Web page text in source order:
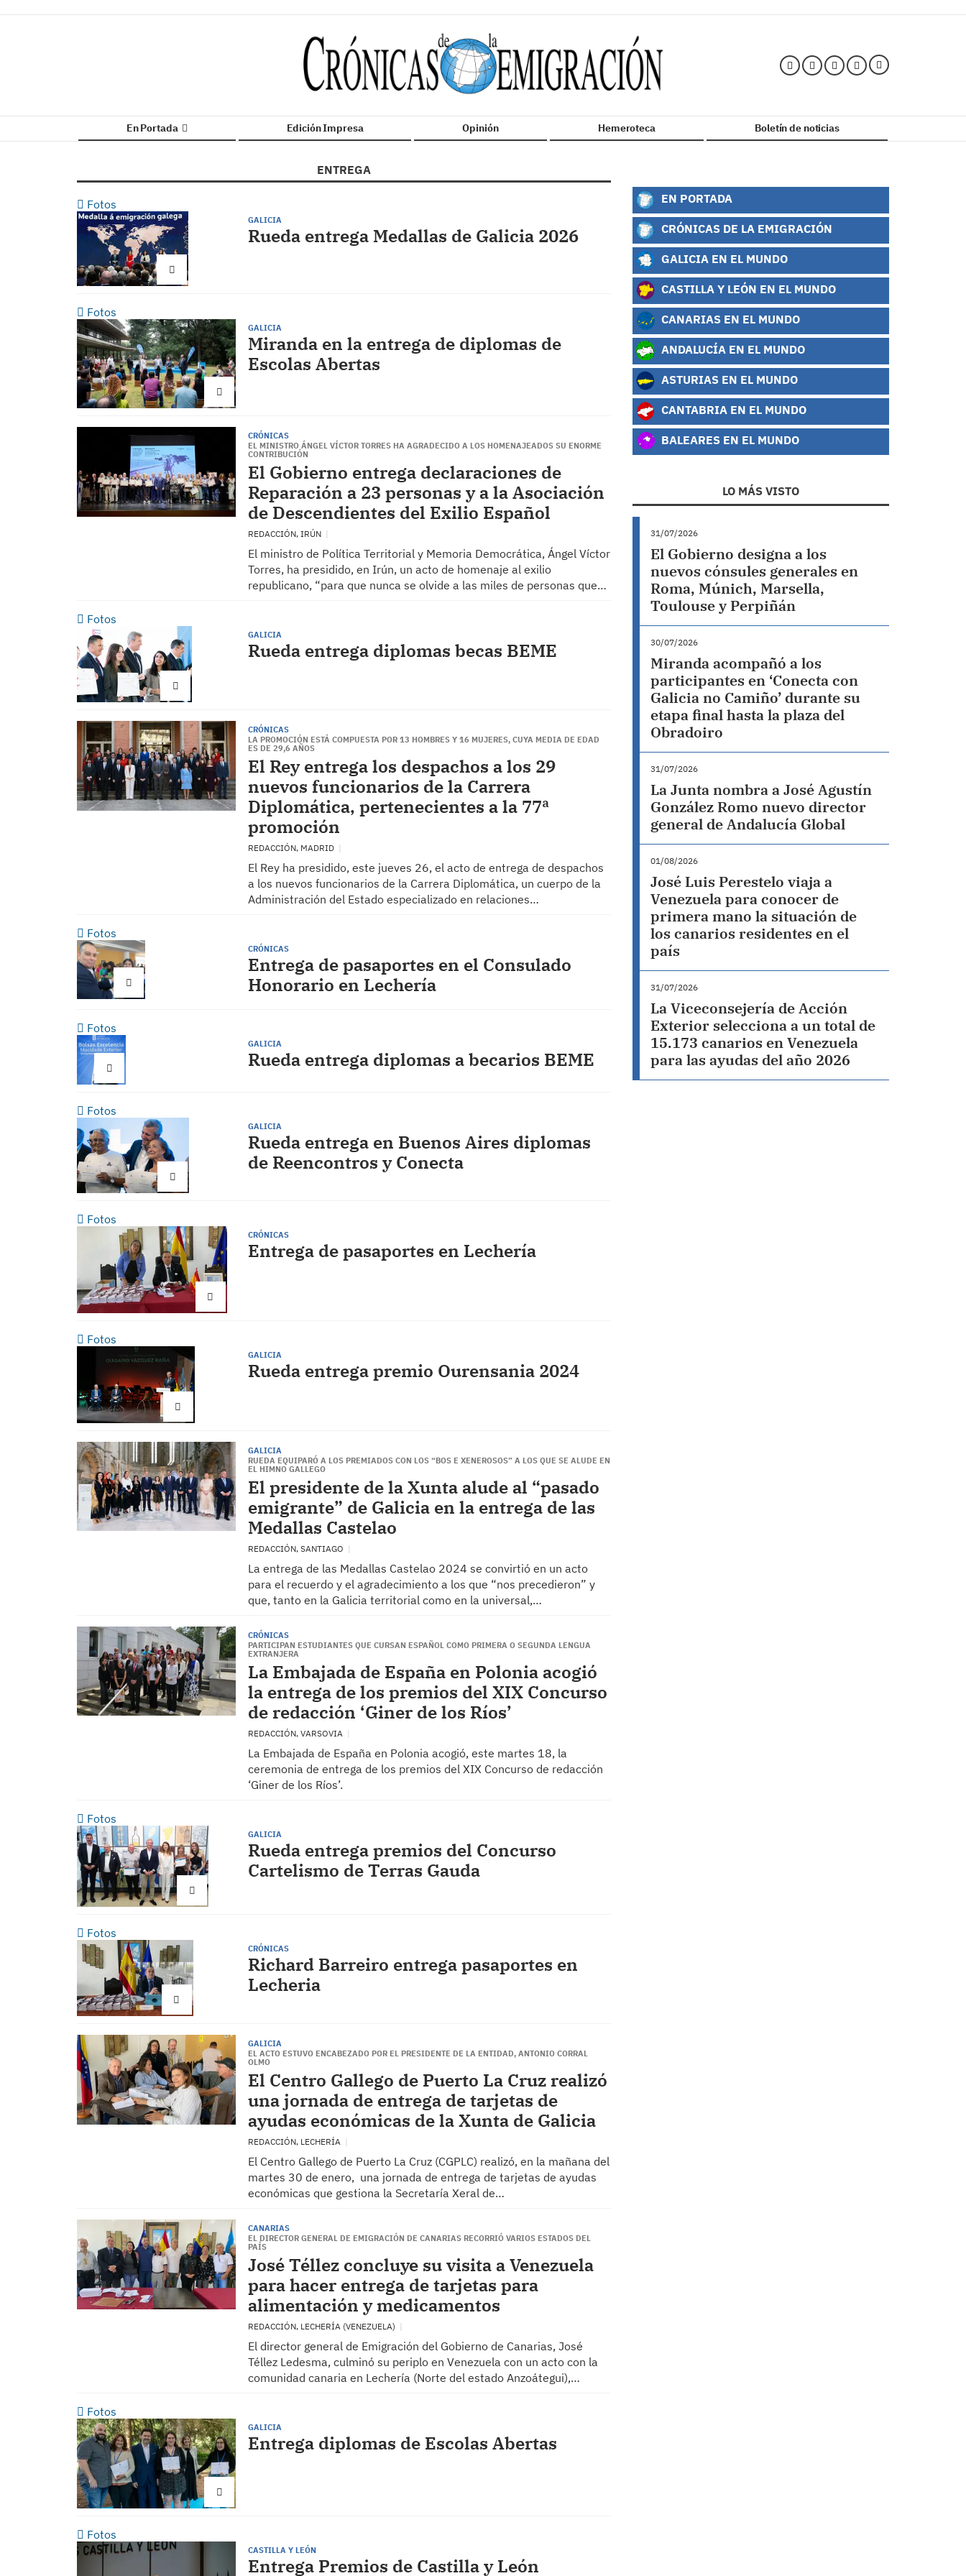
En Portada Edición Impresa Opinión Hemeroteca Boletín de noticias
ENTREGA
Fotos
GALICIA
Rueda entrega Medallas de Galicia 2026
Fotos
GALICIA
Miranda en la entrega de diplomas de
Escolas Abertas
CRÓNICAS
EL MINISTRO ÁNGEL VÍCTOR TORRES HA AGRADECIDO A LOS HOMENAJEADOS SU ENORME
CONTRIBUCIÓN
El Gobierno entrega declaraciones de
Reparación a 23 personas y a la Asociación
de Descendientes del Exilio Español
REDACCIÓN, IRÚN
El ministro de Política Territorial y Memoria Democrática, Ángel Víctor
Torres, ha presidido, en Irún, un acto de homenaje al exilio
republicano, “para que nunca se olvide a las miles de personas que…
Fotos
GALICIA
Rueda entrega diplomas becas BEME
CRÓNICAS
LA PROMOCIÓN ESTÁ COMPUESTA POR 13 HOMBRES Y 16 MUJERES, CUYA MEDIA DE EDAD
ES DE 29,6 AÑOS
El Rey entrega los despachos a los 29
nuevos funcionarios de la Carrera
Diplomática, pertenecientes a la 77ª
promoción
REDACCIÓN, MADRID
El Rey ha presidido, este jueves 26, el acto de entrega de despachos
a los nuevos funcionarios de la Carrera Diplomática, un cuerpo de la
Administración del Estado especializado en relaciones…
Fotos
CRÓNICAS
Entrega de pasaportes en el Consulado
Honorario en Lechería
Fotos
GALICIA
Rueda entrega diplomas a becarios BEME
Fotos
GALICIA
Rueda entrega en Buenos Aires diplomas
de Reencontros y Conecta
Fotos
CRÓNICAS
Entrega de pasaportes en Lechería
Fotos
GALICIA
Rueda entrega premio Ourensania 2024
GALICIA
RUEDA EQUIPARÓ A LOS PREMIADOS CON LOS “BOS E XENEROSOS” A LOS QUE SE ALUDE EN
EL HIMNO GALLEGO
El presidente de la Xunta alude al “pasado
emigrante” de Galicia en la entrega de las
Medallas Castelao
REDACCIÓN, SANTIAGO
La entrega de las Medallas Castelao 2024 se convirtió en un acto
para el recuerdo y el agradecimiento a los que “nos precedieron” y
que, tanto en la Galicia territorial como en la universal,…
CRÓNICAS
PARTICIPAN ESTUDIANTES QUE CURSAN ESPAÑOL COMO PRIMERA O SEGUNDA LENGUA
EXTRANJERA
La Embajada de España en Polonia acogió
la entrega de los premios del XIX Concurso
de redacción ‘Giner de los Ríos’
REDACCIÓN, VARSOVIA
La Embajada de España en Polonia acogió, este martes 18, la
ceremonia de entrega de los premios del XIX Concurso de redacción
‘Giner de los Ríos’.
Fotos
GALICIA
Rueda entrega premios del Concurso
Cartelismo de Terras Gauda
Fotos
CRÓNICAS
Richard Barreiro entrega pasaportes en
Lecheria
GALICIA
EL ACTO ESTUVO ENCABEZADO POR EL PRESIDENTE DE LA ENTIDAD, ANTONIO CORRAL
OLMO
El Centro Gallego de Puerto La Cruz realizó
una jornada de entrega de tarjetas de
ayudas económicas de la Xunta de Galicia
REDACCIÓN, LECHERÍA
El Centro Gallego de Puerto La Cruz (CGPLC) realizó, en la mañana del
martes 30 de enero, una jornada de entrega de tarjetas de ayudas
económicas que gestiona la Secretaría Xeral de…
CANARIAS
EL DIRECTOR GENERAL DE EMIGRACIÓN DE CANARIAS RECORRIÓ VARIOS ESTADOS DEL
PAÍS
José Téllez concluye su visita a Venezuela
para hacer entrega de tarjetas para
alimentación y medicamentos
REDACCIÓN, LECHERÍA (VENEZUELA)
El director general de Emigración del Gobierno de Canarias, José
Téllez Ledesma, culminó su periplo en Venezuela con un acto con la
comunidad canaria en Lechería (Norte del estado Anzoátegui),…
Fotos
GALICIA
Entrega diplomas de Escolas Abertas
Fotos
CASTILLA Y LEÓN
Entrega Premios de Castilla y León
EN PORTADA
CRÓNICAS DE LA EMIGRACIÓN
GALICIA EN EL MUNDO
CASTILLA Y LEÓN EN EL MUNDO
CANARIAS EN EL MUNDO
ANDALUCÍA EN EL MUNDO
ASTURIAS EN EL MUNDO
CANTABRIA EN EL MUNDO
BALEARES EN EL MUNDO
LO MÁS VISTO
31/07/2026
El Gobierno designa a los
nuevos cónsules generales en
Roma, Múnich, Marsella,
Toulouse y Perpiñán
30/07/2026
Miranda acompañó a los
participantes en ‘Conecta con
Galicia no Camiño’ durante su
etapa final hasta la plaza del
Obradoiro
31/07/2026
La Junta nombra a José Agustín
González Romo nuevo director
general de Andalucía Global
01/08/2026
José Luis Perestelo viaja a
Venezuela para conocer de
primera mano la situación de
los canarios residentes en el
país
31/07/2026
La Viceconsejería de Acción
Exterior selecciona a un total de
15.173 canarios en Venezuela
para las ayudas del año 2026